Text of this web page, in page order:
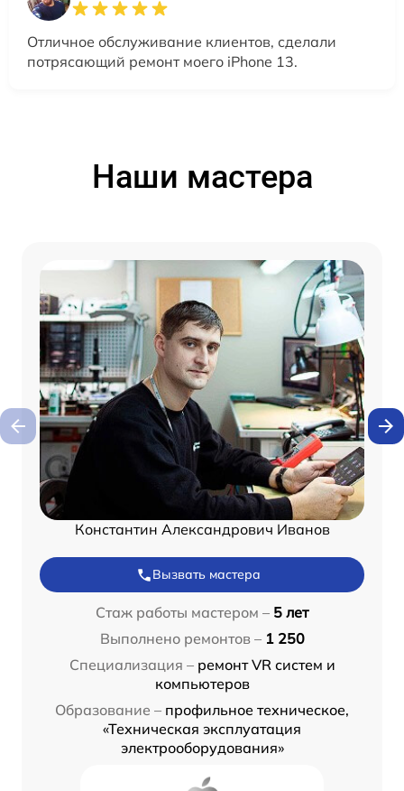
Отличное обслуживание клиентов, сделали
потрясающий ремонт моего iPhone 13.
Наши мастера
Константин Александрович Иванов
Вызвать мастера
Стаж работы мастером – 5 лет
Выполнено ремонтов – 1 250
Специализация – ремонт VR систем и
компьютеров
Образование – профильное техническое,
«Техническая эксплуатация
электрооборудования»